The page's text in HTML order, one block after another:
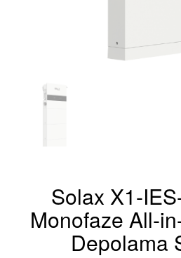
Solax X1-
Monofaze All-
Depolama